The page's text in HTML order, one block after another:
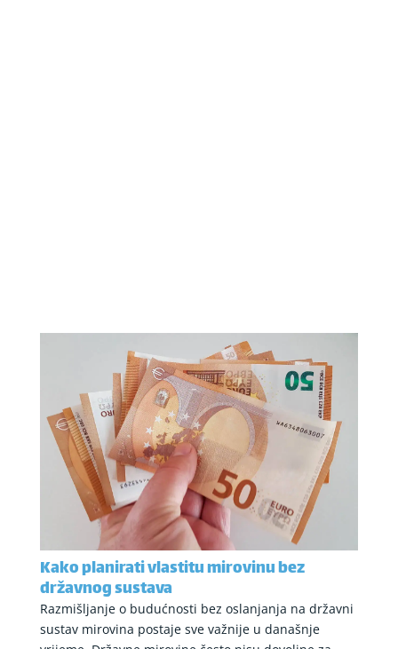
Kako planirati vlastitu mirovinu bez
državnog sustava
Razmišljanje o budućnosti bez oslanjanja na državni
sustav mirovina postaje sve važnije u današnje